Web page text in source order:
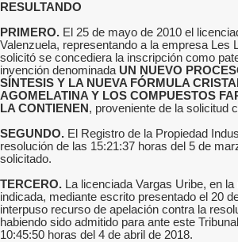
RESULTANDO
PRIMERO. El 25 de mayo de 2010 el
Valenzuela, representando a la empresa Les
solicitó se concediera la inscripción como
invención denominada UN NUEVO
SÍNTESIS Y LA NUEVA FÓRMULA
AGOMELATINA Y LOS COMPUESTOS
LA CONTIENEN , proveniente de la solicitud
SEGUNDO. El Registro de la Propiedad
resolución de las 15:21:37 horas del 5 de
solicitado.
TERCERO. La licenciada Vargas Uribe, en
indicada, mediante escrito presentado el 20
interpuso recurso de apelación contra la
habiendo sido admitido para ante este
10:45:50 horas del 4 de abril de 2018.